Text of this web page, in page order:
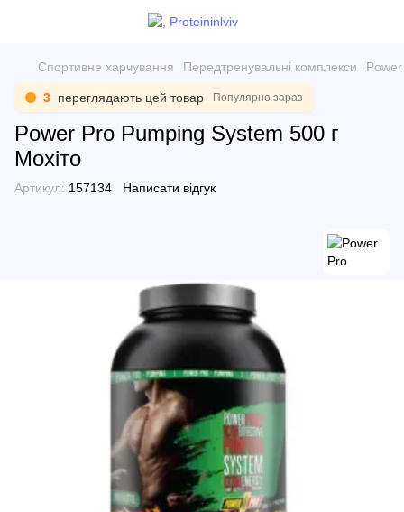
Спортивне харчування Передтренувальні комплекси
3 переглядають цей товар Популярно зараз
Power Pro Pumping System 500 г
Мохіто
Артикул: 157134 Написати відгук